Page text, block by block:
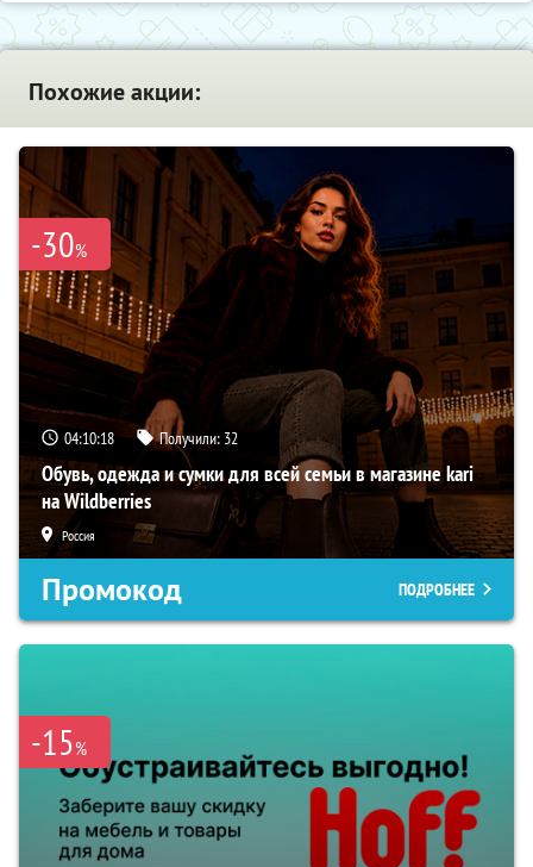
Похожие акции:
-30%
04:10:17 Получили: 32
Обувь, одежда и сумки для всей семьи в магазине kari
на Wildberries
Россия
Промокод ПОДРОБНЕЕ
-15%